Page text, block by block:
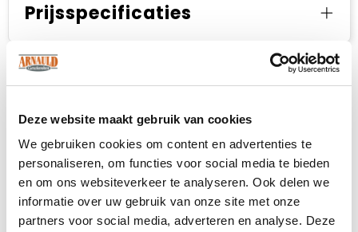
Deze website maakt gebruik van cookies
We gebruiken cookies om content en advertenties te
personaliseren, om functies voor social media te bieden
en om ons websiteverkeer te analyseren. Ook delen we
informatie over uw gebruik van onze site met onze
partners voor social media, adverteren en analyse. Deze
Prijsspecificaties